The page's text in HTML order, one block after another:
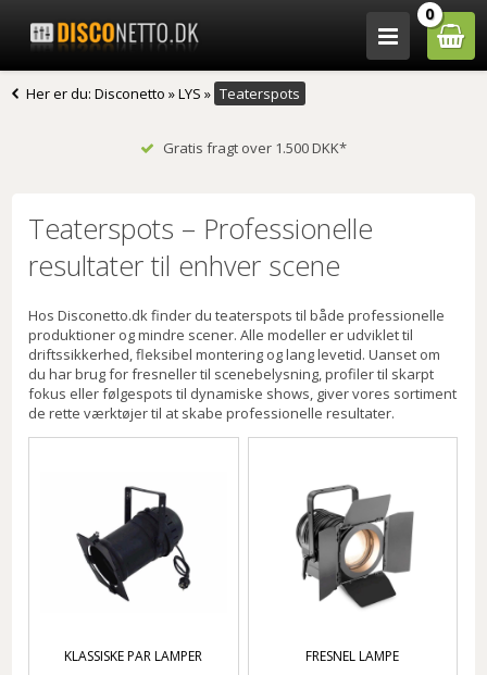
0
Her er du:Disconetto »LYS » Teaterspots
Gratis fragt over 1.500 DKK*
Teaterspots – Professionelle
resultater til enhver scene
Hos Disconetto.dk finder du teaterspots til både professionelle
produktioner og mindre scener. Alle modeller er udviklet til
driftssikkerhed, fleksibel montering og lang levetid. Uanset om
du har brug for fresneller til scenebelysning, profiler til skarpt
fokus eller følgespots til dynamiske shows, giver vores sortiment
de rette værktøjer til at skabe professionelle resultater.
KLASSISKE PAR LAMPER FRESNEL LAMPE